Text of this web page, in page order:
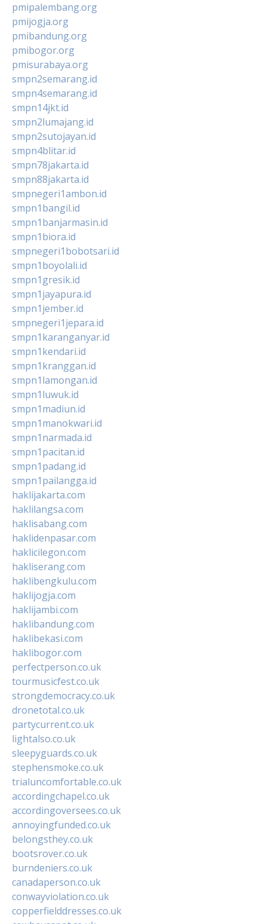
pmipalembang.org
pmijogja.org
pmibandung.org
pmibogor.org
pmisurabaya.org
smpn2semarang.id
smpn4semarang.id
smpn14jkt.id
smpn2lumajang.id
smpn2sutojayan.id
smpn4blitar.id
smpn78jakarta.id
smpn88jakarta.id
smpnegeri1ambon.id
smpn1bangil.id
smpn1banjarmasin.id
smpn1biora.id
smpnegeri1bobotsari.id
smpn1boyolali.id
smpn1gresik.id
smpn1jayapura.id
smpn1jember.id
smpnegeri1jepara.id
smpn1karanganyar.id
smpn1kendari.id
smpn1kranggan.id
smpn1lamongan.id
smpn1luwuk.id
smpn1madiun.id
smpn1manokwari.id
smpn1narmada.id
smpn1pacitan.id
smpn1padang.id
smpn1pailangga.id
haklijakarta.com
haklilangsa.com
haklisabang.com
haklidenpasar.com
haklicilegon.com
hakliserang.com
haklibengkulu.com
haklijogja.com
haklijambi.com
haklibandung.com
haklibekasi.com
haklibogor.com
perfectperson.co.uk
tourmusicfest.co.uk
strongdemocracy.co.uk
dronetotal.co.uk
partycurrent.co.uk
lightalso.co.uk
sleepyguards.co.uk
stephensmoke.co.uk
trialuncomfortable.co.uk
accordingchapel.co.uk
accordingoversees.co.uk
annoyingfunded.co.uk
belongsthey.co.uk
bootsrover.co.uk
burndeniers.co.uk
canadaperson.co.uk
conwayviolation.co.uk
copperfielddresses.co.uk